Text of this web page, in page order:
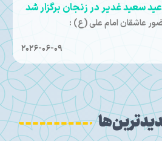
سرمشق فاطمی در عرصه هیئت در
زنجان
هیئات مذهبی استان زنجان
2025-11-22